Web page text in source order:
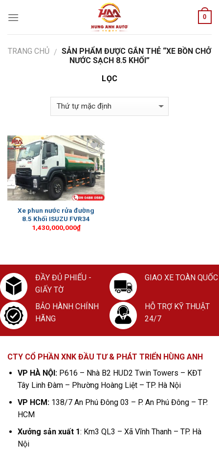
0
TRANG CHỦ / SẢN PHẨM ĐƯỢC GẮN THẺ “XE BỒN CHỞ
NƯỚC SẠCH 8.5 KHỐI”
LỌC
Add to
Wishlist
Xe phun nước rửa đường
8.5 Khối ISUZU FVR34
1,430,000,000₫
ĐẦY ĐỦ PHIẾU -
GIẤY TỜ
GIAO XE TOÀN QUỐC
BẢO HÀNH CHÍNH
HÃNG
HỖ TRỢ KỸ THUẬT
24/7
CTY CỔ PHẦN XNK ĐẦU TƯ & PHÁT TRIỂN HÙNG ANH
VP HÀ NỘI:P616 – Nhà B2 HUD2 Twin Towers – KĐT
Tây Linh Đàm – Phường Hoàng Liệt – TP. Hà Nội
VP HCM:138/7 An Phú Đông 03 – P. An Phú Đông – TP.
HCM
Xưởng sản xuất 1: Km3 QL3 – Xã Vĩnh Thanh – TP. Hà
Nội